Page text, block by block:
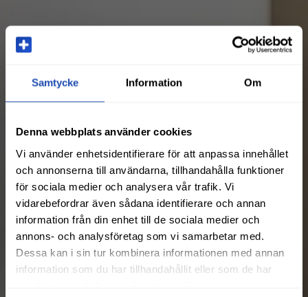
Samtycke Information Om
Denna webbplats använder cookies
Vi använder enhetsidentifierare för att anpassa innehållet
och annonserna till användarna, tillhandahålla funktioner
för sociala medier och analysera vår trafik. Vi
vidarebefordrar även sådana identifierare och annan
information från din enhet till de sociala medier och
annons- och analysföretag som vi samarbetar med.
Dessa kan i sin tur kombinera informationen med annan
information som du har tillhandahållit eller som de har